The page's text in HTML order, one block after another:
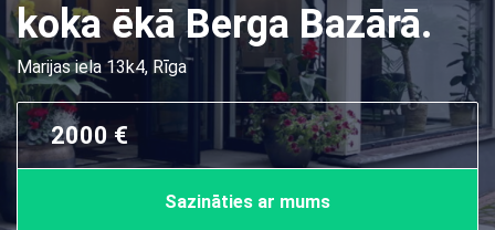
koka ēkā Berga Bazārā.
Marijas iela 13k4, Rīga
2000 €
Sazināties ar mums